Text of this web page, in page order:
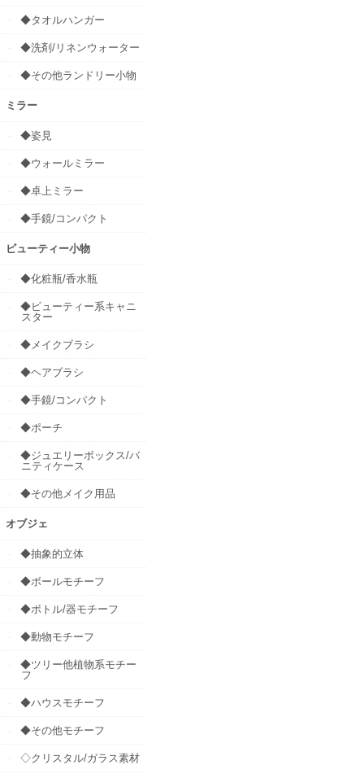
◆タオルハンガー
◆洗剤/リネンウォーター
◆その他ランドリー小物
ミラー
◆姿見
◆ウォールミラー
◆卓上ミラー
◆手鏡/コンパクト
ビューティー小物
◆化粧瓶/香水瓶
◆ビューティー系キャニ
スター
◆メイクブラシ
◆ヘアブラシ
◆手鏡/コンパクト
◆ポーチ
◆ジュエリーボックス/バ
ニティケース
◆その他メイク用品
オブジェ
◆抽象的立体
◆ボールモチーフ
◆ボトル/器モチーフ
◆動物モチーフ
◆ツリー他植物系モチー
フ
◆ハウスモチーフ
◆その他モチーフ
◇クリスタル/ガラス素材